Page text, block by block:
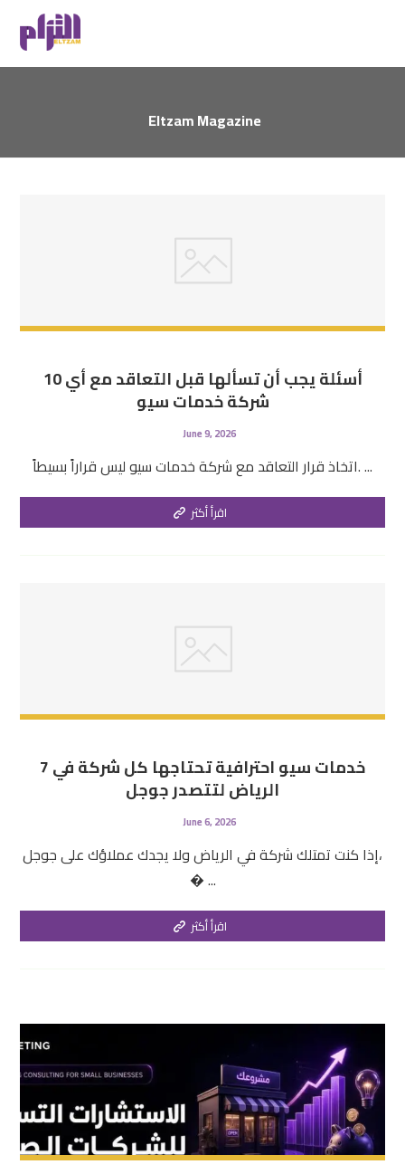
Eltzam Magazine
10 أسئلة يجب أن تسألها قبل التعاقد مع أي
شركة خدمات سيو
June 9, 2026
اتخاذ قرار التعاقد مع شركة خدمات سيو ليس قراراً بسيطاً. ...
اقرأ أكثر
7 خدمات سيو احترافية تحتاجها كل شركة في
الرياض لتتصدر جوجل
June 6, 2026
إذا كنت تمتلك شركة في الرياض ولا يجدك عملاؤك على جوجل،
� ...
اقرأ أكثر